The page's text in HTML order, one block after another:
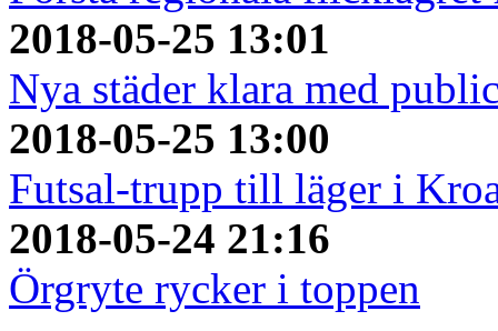
2018-05-25 13:01
Nya städer klara med
2018-05-25 13:00
Futsal-trupp till läger i
2018-05-24 21:16
Örgryte rycker i toppen